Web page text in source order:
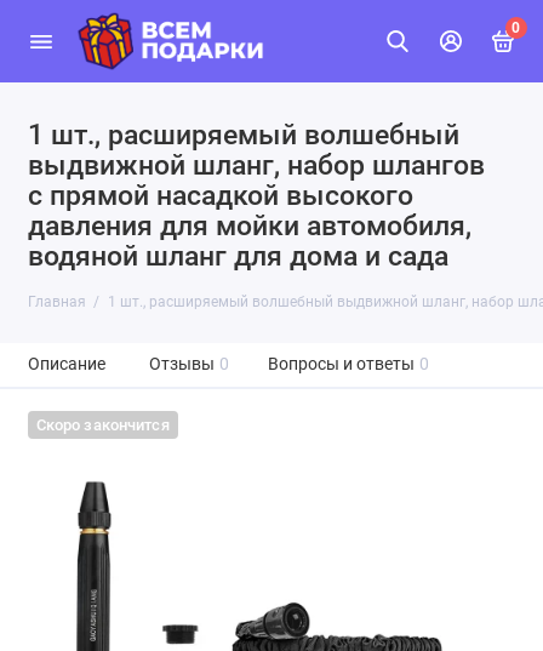
0
1 шт., расширяемый волшебный
выдвижной шланг, набор шлангов
с прямой насадкой высокого
давления для мойки автомобиля,
водяной шланг для дома и сада
Главная 1 шт., расширяемый волшебный выдвижной шланг, набор
Описание Отзывы 0 Вопросы и ответы 0
Скоро закончится